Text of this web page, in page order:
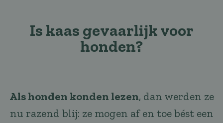
Is kaas gevaarlijk voor
honden?
Als honden konden lezen, dan werden ze
nu razend blij: ze mogen af en toe bést een